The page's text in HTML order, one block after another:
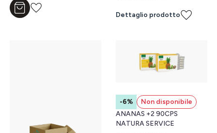
Aggiungi al carrello Dettaglio prodotto
-6%
Non disponibile
ANANAS +2 90CPS
NATURA SERVICE